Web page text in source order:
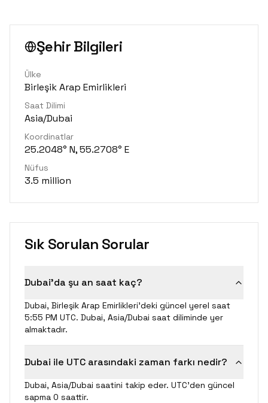
Şehir Bilgileri
Ülke
Birleşik Arap Emirlikleri
Saat Dilimi
Asia/Dubai
Koordinatlar
25.2048° N, 55.2708° E
Nüfus
3.5 million
Sık Sorulan Sorular
Dubai'da şu an saat kaç?
Dubai, Birleşik Arap Emirlikleri'deki güncel yerel saat
5:55 PM UTC. Dubai, Asia/Dubai saat diliminde yer
almaktadır.
Dubai ile UTC arasındaki zaman farkı nedir?
Dubai, Asia/Dubai saatini takip eder. UTC'den güncel
sapma 0 saattir.